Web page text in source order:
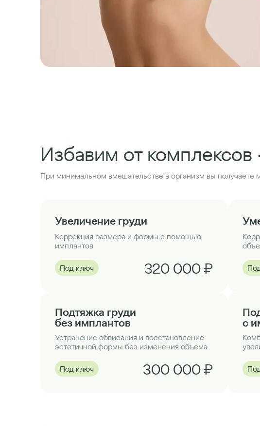
Избавим от
При минимальном вмешательстве в организм вы получаете
Увеличение груди
Коррекция размера и формы с помощью
имплантов
Под ключ 320 000 ₽
Подтяжка груди
без имплантов
Устранение обвисания и восстановление
эстетичной формы без изменения объема
Под ключ 300 000 ₽
с